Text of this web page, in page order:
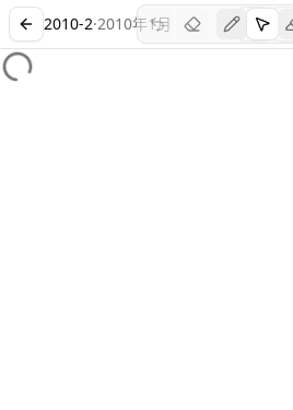
2010-2·2010年1月